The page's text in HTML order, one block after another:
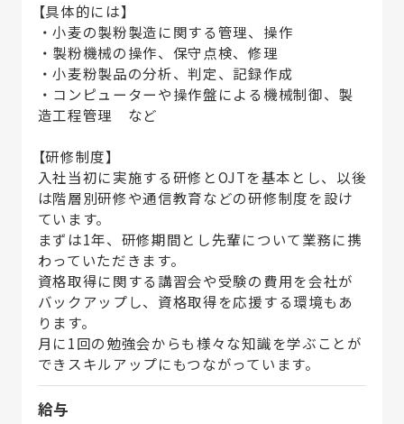
【具体的には】
・小麦の製粉製造に関する管理、操作
・製粉機械の操作、保守点検、修理
・小麦粉製品の分析、判定、記録作成
・コンピューターや操作盤による機械制御、製
造工程管理 など
【研修制度】
入社当初に実施する研修とOJTを基本とし、以後
は階層別研修や通信教育などの研修制度を設け
ています。
まずは1年、研修期間とし先輩について業務に携
わっていただきます。
資格取得に関する講習会や受験の費用を会社が
バックアップし、資格取得を応援する環境もあ
ります。
月に1回の勉強会からも様々な知識を学ぶことが
できスキルアップにもつながっています。
給与